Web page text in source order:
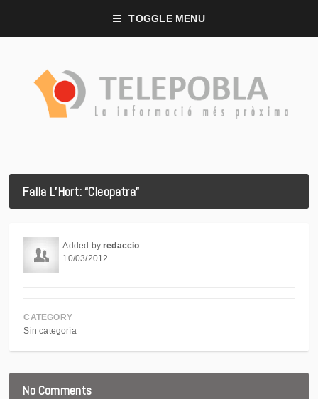
TOGGLE MENU
Falla L’Hort: “Cleopatra”
Added byredaccio
10/03/2012
CATEGORY
Sin categoría
No Comments